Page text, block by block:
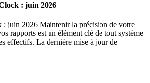
: juin 2026
: juin 2026 Maintenir la précision de votre
rapports est un élément clé de tout système
effectifs. La dernière mise à jour de